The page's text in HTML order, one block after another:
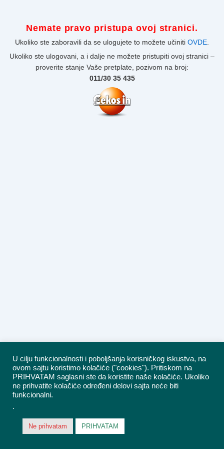
Nemate pravo pristupa ovoj stranici.
Ukoliko ste zaboravili da se ulogujete to možete učiniti OVDE
Ukoliko ste ulogovani, a i dalje ne možete pristupiti ovoj stranici –
proverite stanje Vaše pretplate, pozivom na broj:
011/30 35 435
U cilju funkcionalnosti i poboljšanja korisničkog iskustva, na
ovom sajtu koristimo kolačiće ("cookies"). Pritiskom na
PRIHVATAM saglasni ste da koristite naše kolačiće. Ukoliko
ne prihvatite kolačiće određeni delovi sajta neće biti
funkcionalni.
.
Ne prihvatam PRIHVATAM